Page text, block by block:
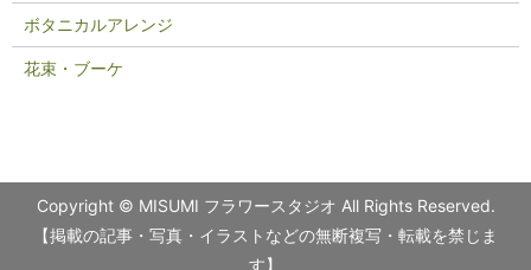
ボタニカルアレンジ
花束・ブーケ
Copyright © MISUMI フラワースタジオ All Rights Reserved.
【掲載の記事・写真・イラストなどの無断複写・転載を禁じま
す】